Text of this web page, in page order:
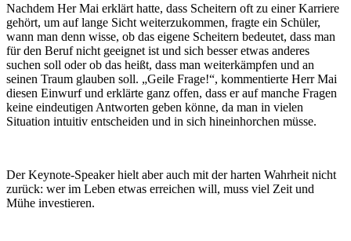
Nachdem Her Mai erklärt hatte, dass Scheitern oft zu einer Karriere
gehört, um auf lange Sicht weiterzukommen, fragte ein Schüler,
wann man denn wisse, ob das eigene Scheitern bedeutet, dass man
für den Beruf nicht geeignet ist und sich besser etwas anderes
suchen soll oder ob das heißt, dass man weiterkämpfen und an
seinen Traum glauben soll. „Geile Frage!“, kommentierte Herr Mai
diesen Einwurf und erklärte ganz offen, dass er auf manche Fragen
keine eindeutigen Antworten geben könne, da man in vielen
Situation intuitiv entscheiden und in sich hineinhorchen müsse.
Der Keynote-Speaker hielt aber auch mit der harten Wahrheit nicht
zurück: wer im Leben etwas erreichen will, muss viel Zeit und
Mühe investieren.